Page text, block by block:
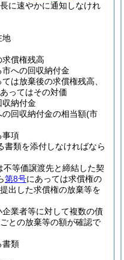
に速やかに通知しなけれ
地
償権残高
への回収納付金
は放棄後の求償権残高、
ってはその対価
納付金
回収納付金の相当額(市
事項
書類を添付しなければなら
不等価譲渡先と締結した契
第8号にあっては求償権の
出した求償権の放棄等を
業者等に対して複数の債
との放棄等の額が確認で
書類